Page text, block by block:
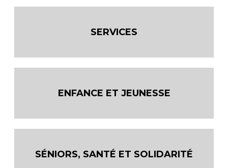
SERVICES
ENFANCE ET JEUNESSE
SÉNIORS, SANTÉ ET SOLIDARITÉ